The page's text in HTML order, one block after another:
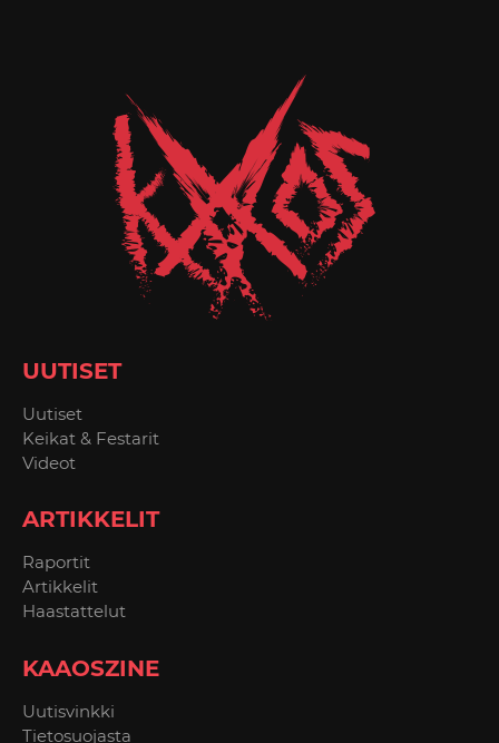
UUTISET
Uutiset
Keikat & Festarit
Videot
ARTIKKELIT
Raportit
Artikkelit
Haastattelut
KAAOSZINE
Uutisvinkki
Tietosuojasta